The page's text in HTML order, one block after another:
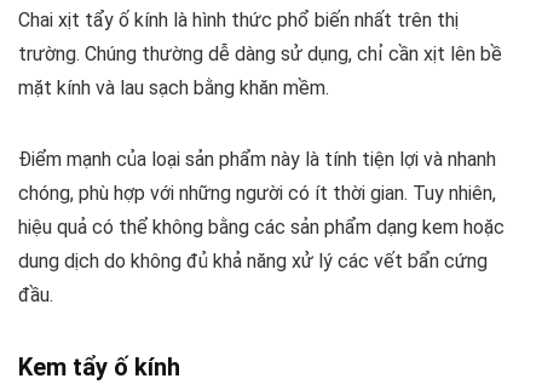
Chai xịt tẩy ố kính là hình thức phổ biến nhất trên thị
trường. Chúng thường dễ dàng sử dụng, chỉ cần xịt lên bề
mặt kính và lau sạch bằng khăn mềm.
Điểm mạnh của loại sản phẩm này là tính tiện lợi và nhanh
chóng, phù hợp với những người có ít thời gian. Tuy nhiên,
hiệu quả có thể không bằng các sản phẩm dạng kem hoặc
dung dịch do không đủ khả năng xử lý các vết bẩn cứng
đầu.
Kem tẩy ố kính